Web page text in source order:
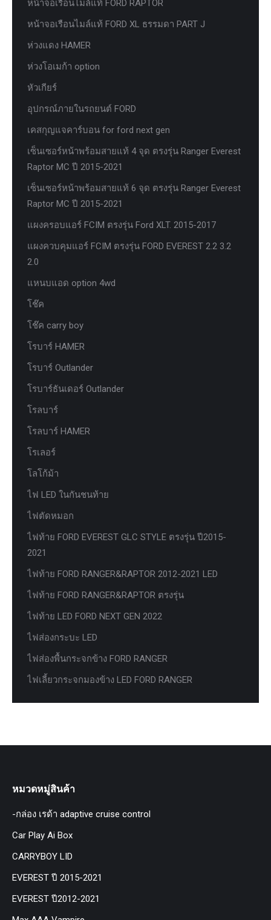
หน้าจอเรือนไมล์แท้ FORD RAPTOR
หน้าจอเรือนไมล์แท้ FORD XL ธรรมดา PART J
ห่วงแดง HAMER
ห่วงโอเมก้า option
หัวเกียร์
อุปกรณ์ภายในรถยนต์ FORD
เคสกุญแจคาร์บอน for ford next gen
เซ็นเซอร์หน้าพร้อมสายแท้ 4 จุด ตรงรุ่น Ranger Everest
Raptor MC ปี 2015-2021
เซ็นเซอร์หน้าพร้อมสายแท้ 6 จุด ตรงรุ่น Ranger Everest
Raptor MC ปี 2015-2021
แผงครอบแอร์ FCIM ตรงรุ่น Ford XLT. 2015-2017
แผงควบคุมแอร์ FCIM ตรงรุ่น FORD EVEREST 2.2 3.2
2.0
แหนบแอด option 4wd
โช๊ค
โช๊ค carry boy
โรบาร์ HAMER
โรบาร์ Outlander
โรบาร์ธันเดอร์ Outlander
โรลบาร์
โรลบาร์ HAMER
โรเลอร์
โลโก้ม้า
ไฟ LED ในกันชนท้าย
ไฟตัดหมอก
ไฟท้าย FORD EVEREST GLC STYLE ตรงรุ่น ปี2015-
2021
ไฟท้าย FORD RANGER&RAPTOR 2012-2021 LED
ไฟท้าย FORD RANGER&RAPTOR ตรงรุ่น
ไฟท้าย LED FORD NEXT GEN 2022
ไฟส่องกระบะ LED
ไฟส่องพื้นกระจกข้าง FORD RANGER
ไฟเลี้ยวกระจกมองข้าง LED FORD RANGER
หมวดหมู่สินค้า
-กล่อง เรด้า adaptive cruise control
Car Play Ai Box
CARRYBOY LID
EVEREST ปี 2015-2021
EVEREST ปี2012-2021